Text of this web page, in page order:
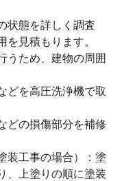
状態を詳しく調査
見積もります。
うため、建物の周囲
どを高圧洗浄機で取
どの損傷部分を補修
装工事の場合）：塗
、上塗りの順に塗装